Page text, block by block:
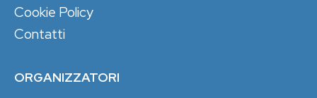
Cookie Policy
Contatti
ORGANIZZATORI